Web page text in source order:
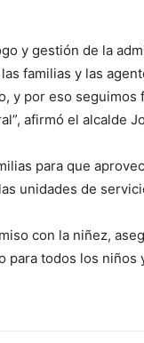
y gestión de la
familias y las
y por eso seguimos
afirmó el alcalde
para que
unidades de
con la niñez,
para todos los niños